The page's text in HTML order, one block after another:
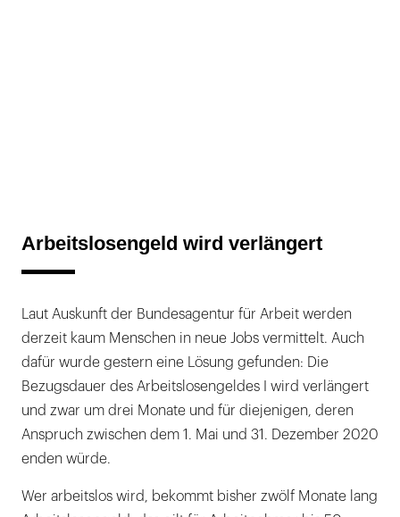
Arbeitslosengeld wird verlängert
Laut Auskunft der Bundesagentur für Arbeit werden
derzeit kaum Menschen in neue Jobs vermittelt. Auch
dafür wurde gestern eine Lösung gefunden: Die
Bezugsdauer des Arbeitslosengeldes I wird verlängert
und zwar um drei Monate und für diejenigen, deren
Anspruch zwischen dem 1. Mai und 31. Dezember 2020
enden würde.
Wer arbeitslos wird, bekommt bisher zwölf Monate lang